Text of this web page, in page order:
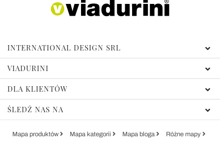
INTERNATIONAL DESIGN SRL
VIADURINI
DLA KLIENTÓW
ŚLEDŹ NAS NA
Mapa produktów Mapa kategorii Mapa bloga Różne mapy